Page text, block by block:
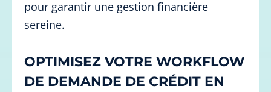
pour garantir une gestion financière
sereine.
OPTIMISEZ VOTRE WORKFLOW
DE DEMANDE DE CRÉDIT EN